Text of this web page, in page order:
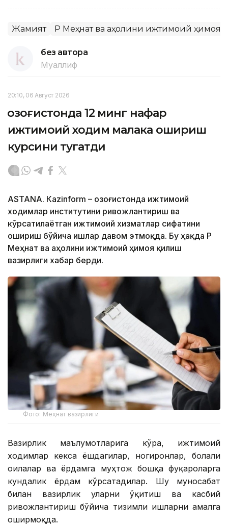
Жамият ҚР Меҳнат ва аҳолини ижтимоий ҳимоя
без автора
Муаллиф
20:10, 06 Август 2026
Қозоғистонда 12 минг нафар
ижтимоий ходим малака ошириш
курсини тугатди
ASTANА. Кazinform – Қозоғистонда ижтимоий
ходимлар институтини ривожлантириш ва
кўрсатилаётган ижтимоий хизматлар сифатини
ошириш бўйича ишлар давом этмоқда. Бу ҳақда ҚР
Меҳнат ва аҳолини ижтимоий ҳимоя қилиш
вазирлиги хабар берди.
Фото: Меҳнат вазирлиги
Вазирлик маълумотларига кўра, ижтимоий
ходимлар кекса ёшдагилар, ногиронлар, болали
оилалар ва ёрдамга муҳтож бошқа фуқароларга
кундалик ёрдам кўрсатадилар. Шу муносабат
билан вазирлик уларни ўқитиш ва касбий
ривожлантириш бўйича тизимли ишларни амалга
оширмоқда.